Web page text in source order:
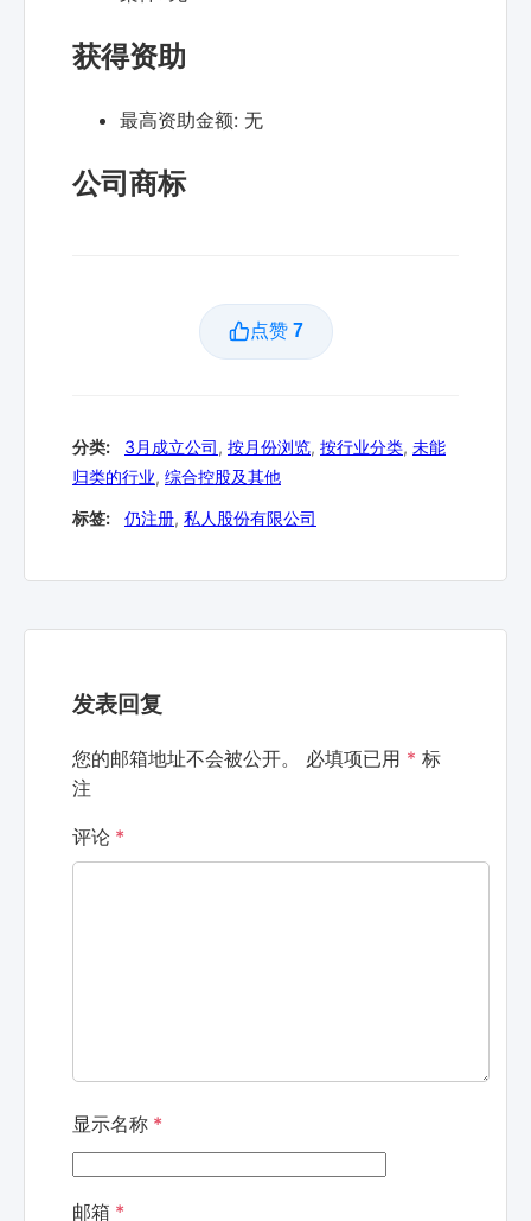
获得资助
最高资助金额: 无
公司商标
点赞 7
分类: 3月成立公司, 按月份浏览, 按行业分类, 未能
归类的行业, 综合控股及其他
标签: 仍注册, 私人股份有限公司
发表回复
您的邮箱地址不会被公开。 必填项已用 * 标
注
评论 *
显示名称 *
邮箱 *